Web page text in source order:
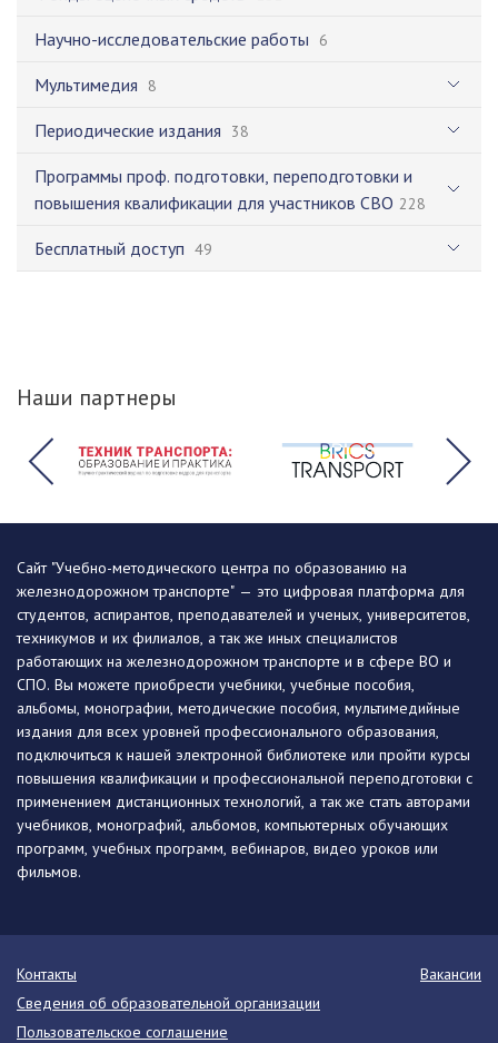
Научно-исследовательские работы 6
Мультимедия 8
Периодические издания 38
Программы проф. подготовки, переподготовки и
повышения квалификации для участников СВО 228
Бесплатный доступ 49
Наши партнеры
Сайт "Учебно-методического центра по образованию на
железнодорожном транспорте" — это цифровая платформа для
студентов, аспирантов, преподавателей и ученых, университетов,
техникумов и их филиалов, а так же иных специалистов
работающих на железнодорожном транспорте и в сфере ВО и
СПО. Вы можете приобрести учебники, учебные пособия,
альбомы, монографии, методические пособия, мультимедийные
издания для всех уровней профессионального образования,
подключиться к нашей электронной библиотеке или пройти курсы
повышения квалификации и профессиональной переподготовки с
применением дистанционных технологий, а так же стать авторами
учебников, монографий, альбомов, компьютерных обучающих
программ, учебных программ, вебинаров, видео уроков или
фильмов.
Контакты
Вакансии
Сведения об образовательной организации
Пользовательское соглашение